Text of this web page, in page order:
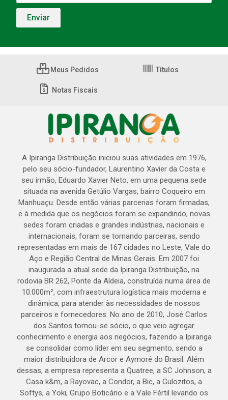
Meus Pedidos Títulos
Notas Fiscais
A Ipiranga Distribuição iniciou suas atividades em 1976,
pelo seu sócio-fundador, Laurentino Xavier da Costa e
seu irmão, Eduardo Xavier Neto, em uma pequena sede
situada na avenida Getúlio Vargas, bairro Coqueiro em
Manhuaçu. Desde então várias parcerias foram firmadas,
e à medida que os negócios foram se expandindo, novas
sedes foram criadas e grandes indústrias, nacionais e
internacionais, foram se tornando parceiras, sendo
representadas em mais de 167 cidades no Leste, Vale do
Aço e Região Central de Minas Gerais. Em 2007 foi
inaugurada a atual sede da Ipiranga Distribuição, na
rodovia BR 262, Ponte da Aldeia, construída numa área de
10.000m², com infraestrutura logística mais moderna e
dinâmica, para atender às necessidades de nossos
parceiros e fornecedores. No ano de 2010, José Carlos
dos Santos tornou-se sócio, o que veio agregar
conhecimento e energia aos negócios, fazendo a Ipiranga
se consolidar como líder em seu segmento, sendo a
maior distribuidora de Arcor e Aymoré do Brasil. Além
dessas, a empresa representa a Quatree, a SC Johnson, a
Casa k&m, a Rayovac, a Condor, a Bic, a Gulozitos, a
Softys, a Yoki, Grupo Boticário e a Vale Fértil levando os